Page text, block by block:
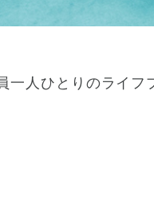
人ひとりのライフ